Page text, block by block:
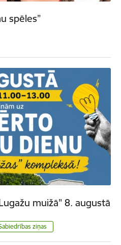
spēles”
muižā" 8. augustā
ziņas